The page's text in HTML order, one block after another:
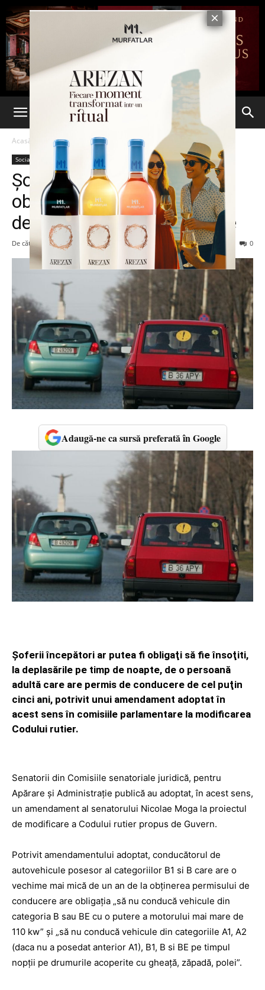
Acasă Social
Social
Şoferii începători ar putea fi
obligaţi să aibă însoţitor la
deplasări pe timp de noapte
De către admin - 4 februarie 2014 0
Adaugă-ne ca sursă preferată în Google
Şoferii începători ar putea fi obligaţi să fie însoţiti,
la deplasările pe timp de noapte, de o persoană
adultă care are permis de conducere de cel puţin
cinci ani, potrivit unui amendament adoptat în
acest sens în comisiile parlamentare la modificarea
Codului rutier.
Senatorii din Comisiile senatoriale juridică, pentru
Apărare şi Administraţie publică au adoptat, în acest sens,
un amendament al senatorului Nicolae Moga la proiectul
de modificare a Codului rutier propus de Guvern.
Potrivit amendamentului adoptat, conducătorul de
autovehicule posesor al categoriilor B1 si Β care are o
vechime mai mică de un an de la obţinerea permisului de
conducere are obligaţia „să nu conducă vehicule din
categoria Β sau BE cu o putere a motorului mai mare de
110 kw” şi „să nu conducă vehicule din categoriile A1, A2
(daca nu a posedat anterior A1), B1, Β si BE pe timpul
nopţii pe drumurile acoperite cu gheaţă, zăpadă, polei”.